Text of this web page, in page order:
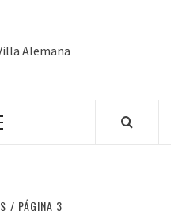
PÁGINA 3